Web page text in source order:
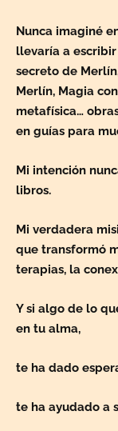
Nunca imaginé
llevaría a
secreto de
Merlín, Magia
metafísica…
en guías para
Mi intención
libros.
Mi verdadera
que transformó
terapias, la
Y si algo de lo
en tu alma,
te ha dado
te ha ayudado a